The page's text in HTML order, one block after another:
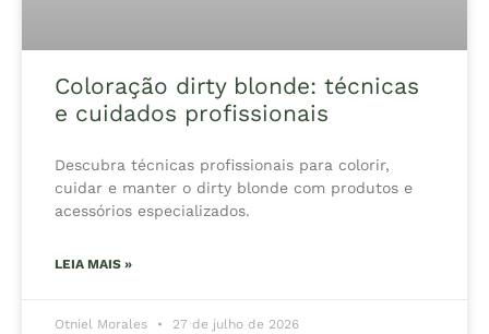
Coloração dirty blonde: técnicas
e cuidados profissionais
Descubra técnicas profissionais para colorir,
cuidar e manter o dirty blonde com produtos e
acessórios especializados.
LEIA MAIS »
Otniel Morales 27 de julho de 2026